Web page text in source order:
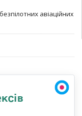
авіаційних